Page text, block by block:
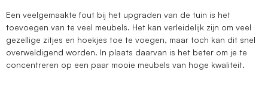
Een veelgemaakte fout bij het upgraden van de tuin is het
toevoegen van te veel meubels. Het kan verleidelijk zijn om veel
gezellige zitjes en hoekjes toe te voegen, maar toch kan dit snel
overweldigend worden. In plaats daarvan is het beter om je te
concentreren op een paar mooie meubels van hoge kwaliteit.